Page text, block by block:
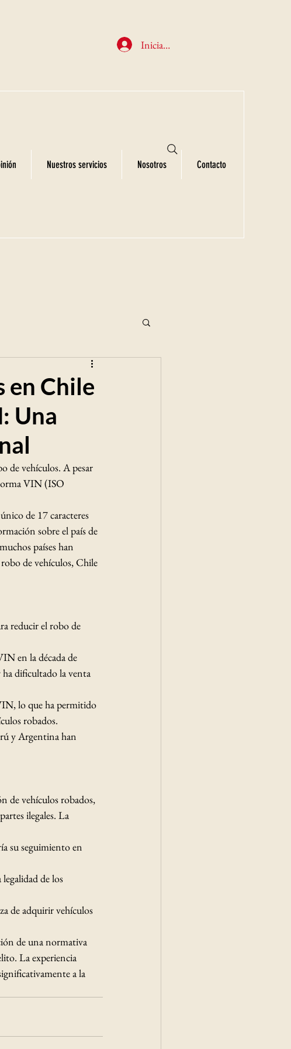
Iniciar sesión
Nuestros servicios Nosotros Contacto
en Chile
Una
de vehículos. A pesar
VIN (ISO
de 17 caracteres
sobre el país de
países han
de vehículos, Chile
reducir el robo de
en la década de
dificultado la venta
lo que ha permitido
robados.​
y Argentina han
de vehículos robados,
ilegales. La
su seguimiento en
de los
de adquirir vehículos
de una normativa
La experiencia
a la